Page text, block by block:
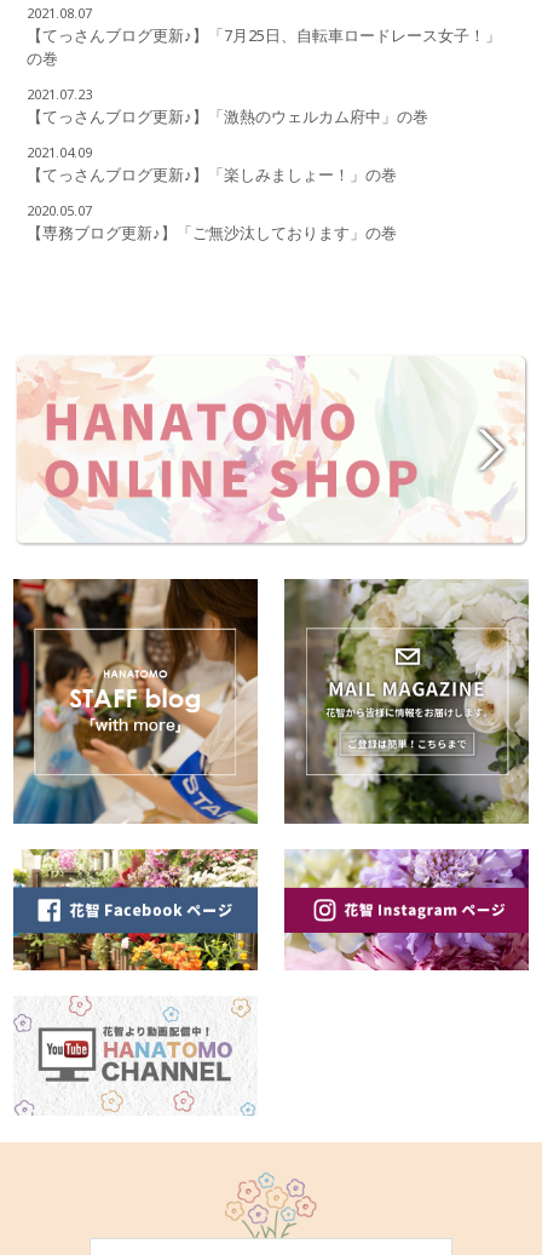
2021.08.07
【てっさんブログ更新♪】「7月25日、自転車ロードレース女子！」
の巻
2021.07.23
【てっさんブログ更新♪】「激熱のウェルカム府中」の巻
2021.04.09
【てっさんブログ更新♪】「楽しみましょー！」の巻
2020.05.07
【専務ブログ更新♪】「ご無沙汰しております」の巻